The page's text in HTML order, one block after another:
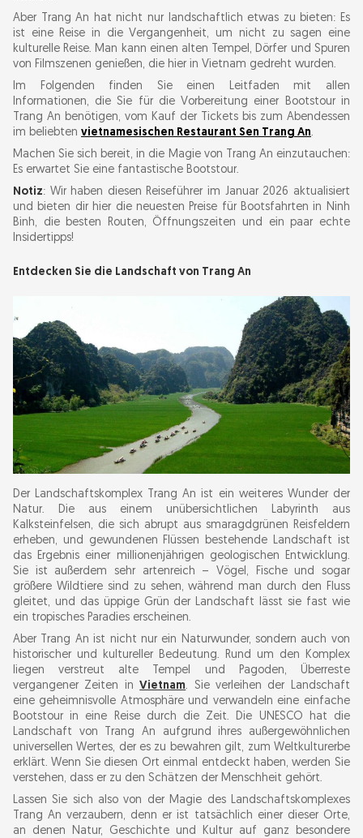
Reiserouten der Trang An-Bootstour
Option 1: Die klassische Tour
Route 2: Die malerische Expedition
Route 3: Der Abenteuerpfad
Kaufen Sie Ihr Bootsticket für Trang An
Was Sie von Ihrer Trang An-Bootsfahrt
erwarten können
Festhalten: Kurztipps für die Fotografie auf der
Abendessen mit Blick auf den Fluss: Sen Trang
An Restaurant
Erhaltung des Landschaftskomplexes Trang An
Kombinieren Sie Ihre Bootstour mit anderen
Sehenswürdigkeiten in Ninh Binh
Praktische Tipps für eine reibungslose Tour in
Trang An
Praktische Tipps für die Bootstour in Trang An:
FAQs: Eine Tour mit dem Boot durch Trang An
Aber Trang An hat nicht nur landschaftlich etwas zu bieten: Es
ist eine Reise in die Vergangenheit, um nicht zu sagen eine
kulturelle Reise. Man kann einen alten Tempel, Dörfer und Spuren
von Filmszenen genießen, die hier in Vietnam gedreht wurden.
Im Folgenden finden Sie einen Leitfaden mit allen
Informationen, die Sie für die Vorbereitung einer Bootstour in
Trang An benötigen, vom Kauf der Tickets bis zum Abendessen
im beliebten vietnamesischen Restaurant Sen Trang An.
Machen Sie sich bereit, in die Magie von Trang An einzutauchen:
Es erwartet Sie eine fantastische Bootstour.
Notiz: Wir haben diesen Reiseführer im Januar 2026 aktualisiert
und bieten dir hier die neuesten Preise für Bootsfahrten in Ninh
Binh, die besten Routen, Öffnungszeiten und ein paar echte
Insidertipps!
Entdecken Sie die Landschaft von Trang An
Der Landschaftskomplex Trang An ist ein weiteres Wunder der
Natur. Die aus einem unübersichtlichen Labyrinth aus
Kalksteinfelsen, die sich abrupt aus smaragdgrünen Reisfeldern
erheben, und gewundenen Flüssen bestehende Landschaft ist
das Ergebnis einer millionenjährigen geologischen Entwicklung.
Sie ist außerdem sehr artenreich – Vögel, Fische und sogar
größere Wildtiere sind zu sehen, während man durch den Fluss
gleitet, und das üppige Grün der Landschaft lässt sie fast wie
ein tropisches Paradies erscheinen.
Aber Trang An ist nicht nur ein Naturwunder, sondern auch von
historischer und kultureller Bedeutung. Rund um den Komplex
liegen verstreut alte Tempel und Pagoden, Überreste
vergangener Zeiten inVietnam. Sie verleihen der Landschaft
eine geheimnisvolle Atmosphäre und verwandeln eine einfache
Bootstour in eine Reise durch die Zeit. Die UNESCO hat die
Landschaft von Trang An aufgrund ihres außergewöhnlichen
universellen Wertes, der es zu bewahren gilt, zum Weltkulturerbe
erklärt. Wenn Sie diesen Ort einmal entdeckt haben, werden Sie
verstehen, dass er zu den Schätzen der Menschheit gehört.
Lassen Sie sich also von der Magie des Landschaftskomplexes
Trang An verzaubern, denn er ist tatsächlich einer dieser Orte,
an denen Natur, Geschichte und Kultur auf ganz besondere